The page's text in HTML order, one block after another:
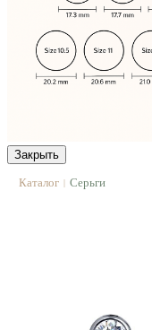
Закрыть
Каталог | Серьги